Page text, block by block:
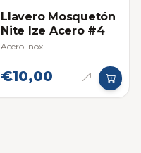
Llavero Mosquetón
Nite Ize Acero #4
Acero Inox
€10,00